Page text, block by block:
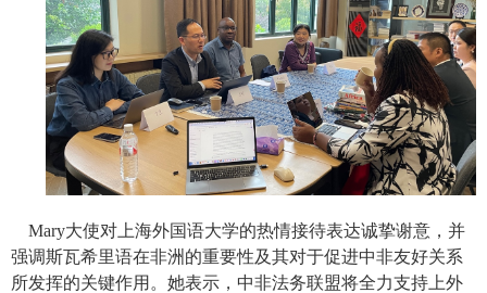
Mary大使对上海外国语大学的热情接待表达诚挚谢意，并
强调斯瓦希里语在非洲的重要性及其对于促进中非友好关系
所发挥的关键作用。她表示，中非法务联盟将全力支持上外